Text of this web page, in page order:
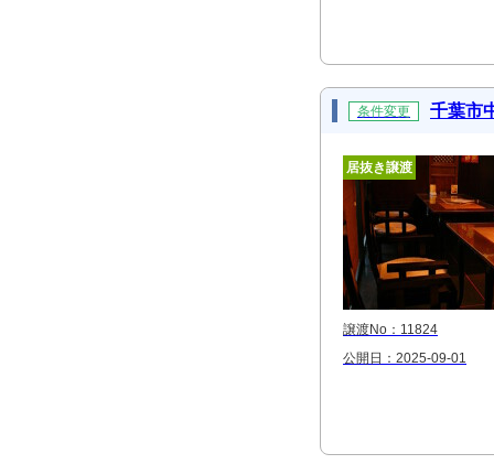
条件変更 千葉市
居抜き譲渡
譲渡No：11824
公開日：2025-09-01